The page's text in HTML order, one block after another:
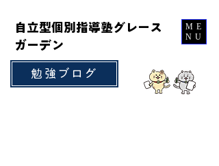
自立型個別指導塾グレース
ガーデン
勉強ブログ
ME
NU